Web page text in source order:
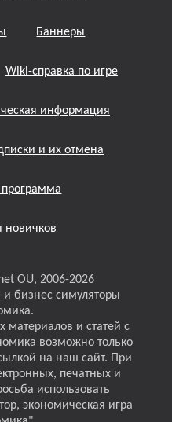
Баннеры
Wiki-справка по игре
информация
и их отмена
программа
новичков
OU, 2006-2026
бизнес симуляторы
материалов и статей с
возможно только
на наш сайт. При
печатных и
использовать
экономическая игра